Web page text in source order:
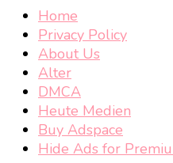
Home
Privacy Policy
About Us
Alter
DMCA
Heute Medien
Buy Adspace
Hide Ads for